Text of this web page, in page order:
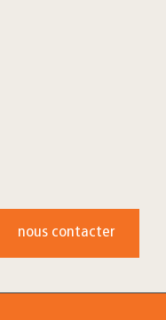
nous contacter